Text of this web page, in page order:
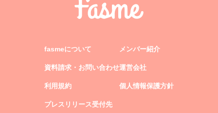
fasmeについて
資料請求・お問い合わせ
利用規約
プレスリリース受付先
メンバー紹介
運営会社
個人情報保護方針